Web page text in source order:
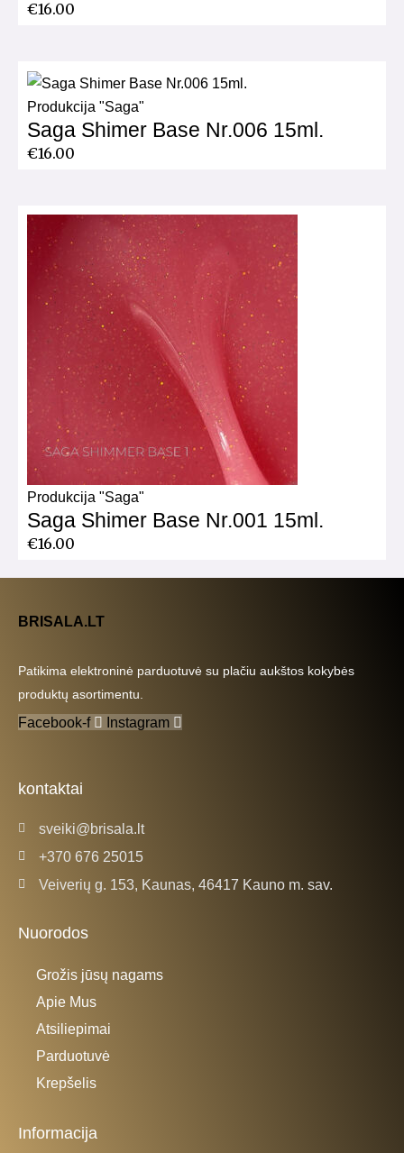
€16.00
Produkcija "Saga"
Saga Shimer Base Nr.006 15ml.
€16.00
Produkcija "Saga"
Saga Shimer Base Nr.001 15ml.
€16.00
BRISALA.LT
Patikima elektroninė parduotuvė su plačiu aukštos kokybės
produktų asortimentu.
Facebook-f Instagram
kontaktai
sveiki@brisala.lt
+370 676 25015
Veiverių g. 153, Kaunas, 46417 Kauno m. sav.
Nuorodos
Grožis jūsų nagams
Apie Mus
Atsiliepimai
Parduotuvė
Krepšelis
Informacija